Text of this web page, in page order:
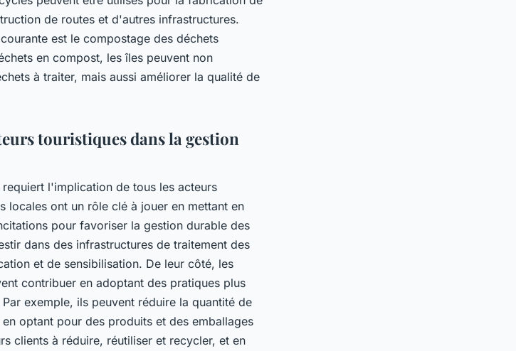
de routes et d'autres infrastructures.
est le compostage des déchets
en compost, les îles peuvent non
à traiter, mais aussi améliorer la qualité de
touristiques dans la gestion
l'implication de tous les acteurs
locales ont un rôle clé à jouer en mettant en
pour favoriser la gestion durable des
dans des infrastructures de traitement des
et de sensibilisation. De leur côté, les
contribuer en adoptant des pratiques plus
exemple, ils peuvent réduire la quantité de
optant pour des produits et des emballages
clients à réduire, réutiliser et recycler, et en